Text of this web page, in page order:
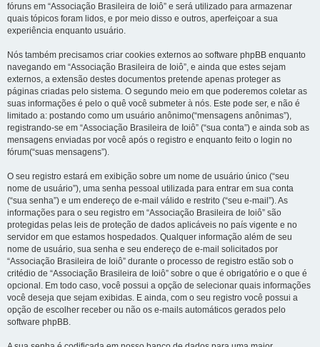
fóruns em “Associação Brasileira de Ioiô” e será utilizado para armazenar
quais tópicos foram lidos, e por meio disso e outros, aperfeiçoar a sua
experiência enquanto usuário.
Nós também precisamos criar cookies externos ao software phpBB enquanto
navegando em “Associação Brasileira de Ioiô”, e ainda que estes sejam
externos, a extensão destes documentos pretende apenas proteger as
páginas criadas pelo sistema. O segundo meio em que poderemos coletar as
suas informações é pelo o quê você submeter à nós. Este pode ser, e não é
limitado a: postando como um usuário anônimo(“mensagens anônimas”),
registrando-se em “Associação Brasileira de Ioiô” (“sua conta”) e ainda sob as
mensagens enviadas por você após o registro e enquanto feito o login no
fórum(“suas mensagens”).
O seu registro estará em exibição sobre um nome de usuário único (“seu
nome de usuário”), uma senha pessoal utilizada para entrar em sua conta
(“sua senha”) e um endereço de e-mail válido e restrito (“seu e-mail”). As
informações para o seu registro em “Associação Brasileira de Ioiô” são
protegidas pelas leis de proteção de dados aplicáveis no país vigente e no
servidor em que estamos hospedados. Qualquer informação além de seu
nome de usuário, sua senha e seu endereço de e-mail solicitados por
“Associação Brasileira de Ioiô” durante o processo de registro estão sob o
critédio de “Associação Brasileira de Ioiô” sobre o que é obrigatório e o que é
opcional. Em todo caso, você possui a opção de selecionar quais informações
você deseja que sejam exibidas. E ainda, com o seu registro você possui a
opção de escolher receber ou não os e-mails automáticos gerados pelo
software phpBB.